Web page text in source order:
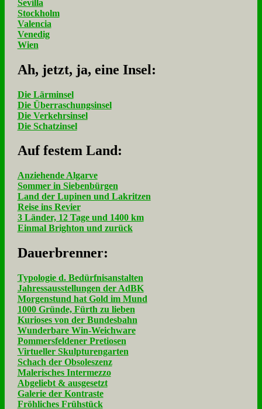
Sevilla
Stockholm
Valencia
Venedig
Wien
Ah, jetzt, ja, ei­ne In­sel:
Die Lärminsel
Die Überraschungsinsel
Die Verkehrsinsel
Die Schatzinsel
Auf fe­stem Land:
Anziehende Algarve
Sommer in Siebenbürgen
Land der Lupinen und Lakritzen
Reise ins Revier
3 Länder, 12 Tage und 1400 km
Einmal Brighton und zurück
Dau­er­bren­ner:
Typologie d. Bedürfnisanstalten
Jahressausstellungen der AdBK
Morgenstund hat Gold im Mund
1000 Gründe, Fürth zu lieben
Kurioses von der Bundesbahn
Wunderbare Win-Weichware
Pommersfeldener Pretiosen
Virtueller Skulpturengarten
Schach der Obsoleszenz
Malerisches Intermezzo
Abgeliebt & ausgesetzt
Galerie der Kontraste
Fröhliches Frühstück